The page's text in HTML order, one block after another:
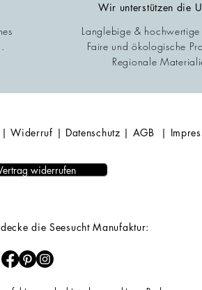
Wir unterstützen die
Langlebige &
Faire und ökologische
Regionale
| Widerruf | Datenschutz | AGB |
widerrufen
die Seesucht Manufaktur: